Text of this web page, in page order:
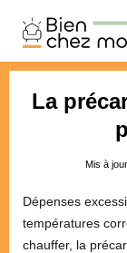
La
Mis à
Dépenses
températures
chauffer, la